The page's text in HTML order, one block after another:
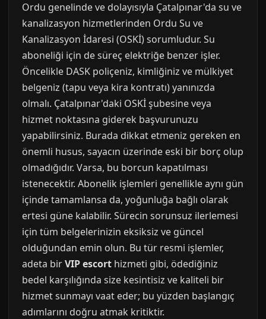
Ordu genelinde ve dolayısıyla Çatalpınar'da su ve
kanalizasyon hizmetlerinden Ordu Su ve
Kanalizasyon İdaresi (OSKİ) sorumludur. Su
aboneliği için de süreç elektriğe benzer işler.
Öncelikle DASK poliçeniz, kimliğiniz ve mülkiyet
belgeniz (tapu veya kira kontratı) yanınızda
olmalı. Çatalpınar'daki OSKİ şubesine veya
hizmet noktasına giderek başvurunuzu
yapabilirsiniz. Burada dikkat etmeniz gereken en
önemli husus, sayacın üzerinde eski bir borç olup
olmadığıdır. Varsa, bu borcun kapatılması
istenecektir. Abonelik işlemleri genellikle aynı gün
içinde tamamlansa da, yoğunluğa bağlı olarak
ertesi güne kalabilir. Sürecin sorunsuz ilerlemesi
için tüm belgelerinizin eksiksiz ve güncel
olduğundan emin olun. Bu tür resmi işlemler,
adeta birVIP escort hizmeti gibi, ödediğiniz
bedel karşılığında size kesintisiz ve kaliteli bir
hizmet sunmayı vaat eder; bu yüzden başlangıç
adımlarını doğru atmak kritiktir.